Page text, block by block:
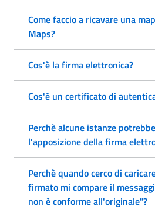
Come faccio a ricavare una
Maps?
Cos'è la firma elettronica?
Cos'è un certificato di
Perchè alcune istanze
l'apposizione della firma
Perchè quando cerco di
firmato mi compare il
non è conforme all'originale"?